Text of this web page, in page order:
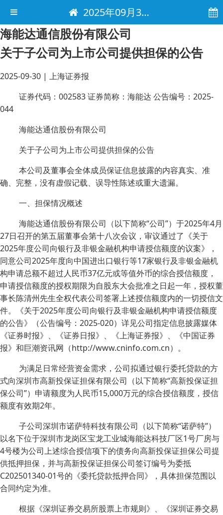
2025年09月30日 电子报
海能达通信股份有限公司
关于子公司为上市公司提供担保的公告
2025-09-30 | 上海证券报
证券代码：002583 证券简称：海能达 公告编号：2025-
044
海能达通信股份有限公司
关于子公司为上市公司提供担保的公告
本公司及董事会全体成员保证信息披露的内容真实、准
确、完整，没有虚假记载、误导性陈述或重大遗漏。
一、担保情况概述
海能达通信股份有限公司（以下简称“公司”）于2025年4月
27日召开的第五届董事会第十八次会议，审议通过了《关于
2025年度公司向银行及非银金融机构申请授信额度的议案》，
同意公司2025年度向中国进出口银行等17家银行及非银金融机
构申请总额不超过人民币37亿元或等值外币的综合授信额度，
申请授信额度的授权期限为自股东大会批准之日起一年，授权董
事长陈清州先生全权代表公司签署上述授信额度内的一切授信文
件。《关于2025年度公司向银行及非银金融机构申请授信额度
的公告》（公告编号：2025-020）详见公司指定信息披露媒体
《证券时报》、《证券日报》、《上海证券报》、《中国证券
报》和巨潮资讯网（http://www.cninfo.com.cn）。
为满足日常经营资金需求，公司拟通过银行委托贷款的方
式向深圳市高新投保证担保有限公司（以下简称“高新投保证担
保公司”）申请额度为人民币15,000万元的综合授信额度，授信
额度有效期2年。
子公司深圳市诺萨特科技有限公司（以下简称“诺萨特”）
以名下位于深圳市龙岗区宝龙工业城海能达科技厂区1号厂房与
4号楼为公司上述综合授信项下的债务向高新投保证担保公司提
供抵押担保，并与高新投保证担保公司签订编号为委抵
C202501340-01号的《委托贷款抵押合同》，具体担保范围以
合同约定为准。
根据《深圳证券交易所股票上市规则》、《深圳证券交易